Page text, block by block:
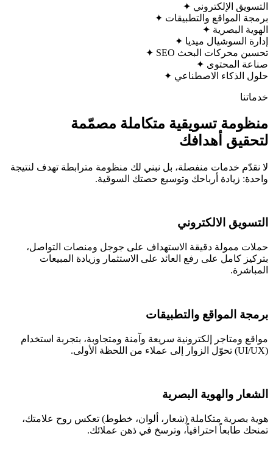
التسويق الإلكتروني ✦
برمجة المواقع والتطبيقات ✦
الهوية البصرية ✦
إدارة السوشيال ميديا ✦
تحسين محركات البحث SEO ✦
صناعة المحتوى ✦
حلول الذكاء الاصطناعي ✦
خدماتنا
منظومة تسويقية متكاملة مصمّمة
لتحقيق أهدافك
لا نقدّم خدمات منفصلة، بل نبني لك منظومة مترابطة تهدف لنتيجة
واحدة: زيادة أرباحك وتوسيع حصتك السوقية.
التسويق الالكتروني
حملات ممولة دقيقة الاستهداف على جوجل ومنصات التواصل،
بتركيز كامل على رفع العائد على الاستثمار وزيادة المبيعات
المباشرة.
برمجة المواقع والتطبيقات
مواقع ومتاجر إلكترونية سريعة وآمنة ومتجاوبة، بتجربة استخدام
(UI/UX) تحوّل الزوار إلى عملاء من اللحظة الأولى.
الشعار والهوية البصرية
هوية بصرية متكاملة (شعار، ألوان، خطوط) تعكس روح علامتك،
تمنحك طابعاً احترافياً، وترسخ في ذهن عملائك.